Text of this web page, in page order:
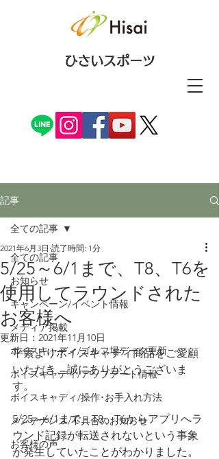
ひさいスポーツ
記事
全ての記事
お知らせ
キャンペーン/イベント情報
メディア掲載
ボイスキャディ/ゴルフ場データ更新
ボイスキャディ/アップデート情報
ボイスキャディ/操作･お手入れ方法
メンテナンス/不具合のお知らせ
お客様の声
全ての記事
5/25～6/1まで、T8、T6を
使用してラウンドされた
お客様へ
2021年6月3日 読了時間: 1分
更新日： 2021年11月10日
平素よりボイスキャディ商品をご愛顧
いただき、誠にありがとうございま
す。
5/25～6/1まで、T8、T6からアプリへラ
ウンド記録が転送されないという事象
が発生していたことがわかりました。